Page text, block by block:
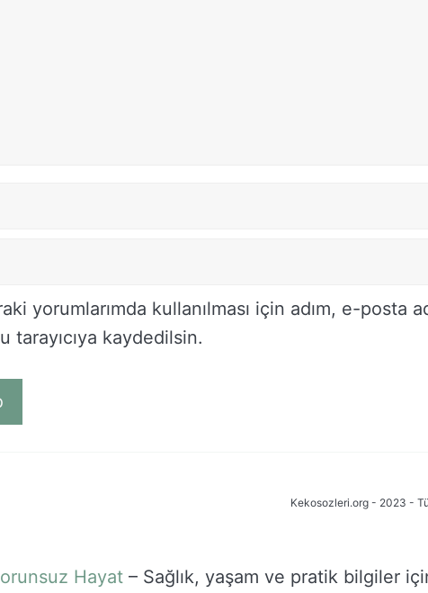
yorumlarımda kullanılması için adım, e-posta
tarayıcıya kaydedilsin.
Kekosozleri.org - 2023 -
Hayat – Sağlık, yaşam ve pratik bilgiler